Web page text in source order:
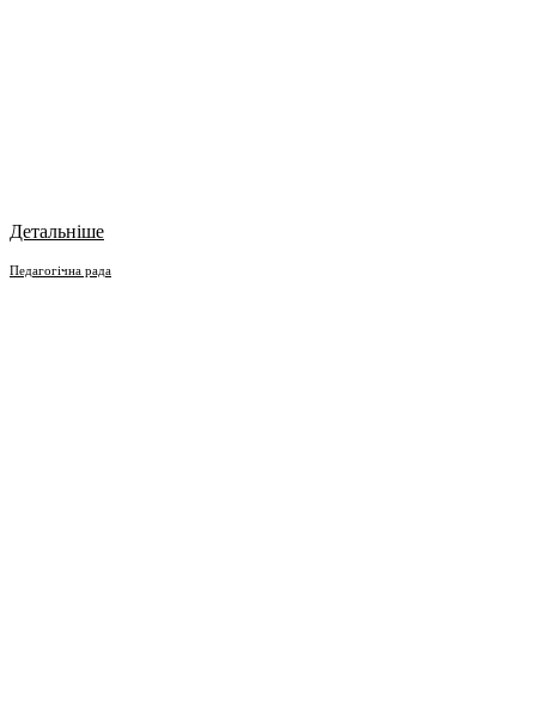
Детальніше
Педагогічна рада